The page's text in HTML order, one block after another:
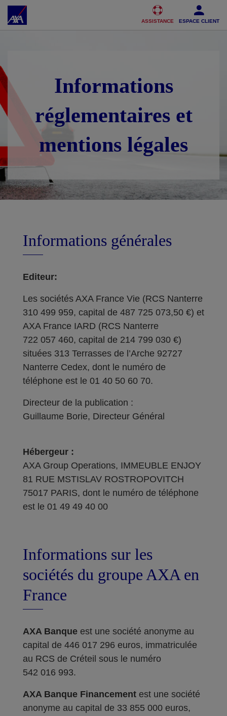
Accéder au Contenu Accéder au Pied de page
ASSISTANCE ESPACE CLIENT
Informations
réglementaires et
mentions légales
Informations générales
Editeur:
Les sociétés AXA France Vie (RCS Nanterre
310 499 959, capital de 487 725 073,50 €) et
AXA France IARD (RCS Nanterre
722 057 460, capital de 214 799 030 €)
situées 313 Terrasses de l’Arche 92727
Nanterre Cedex, dont le numéro de
téléphone est le 01 40 50 60 70.
Directeur de la publication :
Guillaume Borie, Directeur Général
Hébergeur :
AXA Group Operations, IMMEUBLE ENJOY
81 RUE MSTISLAV ROSTROPOVITCH
75017 PARIS, dont le numéro de téléphone
est le 01 49 49 40 00
Informations sur les
sociétés du groupe AXA en
France
AXA Banque est une société anonyme au
capital de 446 017 296 euros, immatriculée
au RCS de Créteil sous le numéro
542 016 993.
AXA Banque Financement est une société
anonyme au capital de 33 855 000 euros,